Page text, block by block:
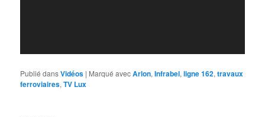
Publié dansVidéos | Marqué avecArlon,Infrabel,ligne 162,travaux
ferroviaires,TV Lux